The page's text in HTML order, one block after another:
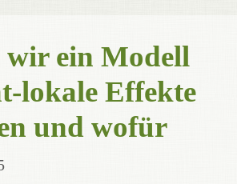
ein Modell
lokale Effekte
und wofür